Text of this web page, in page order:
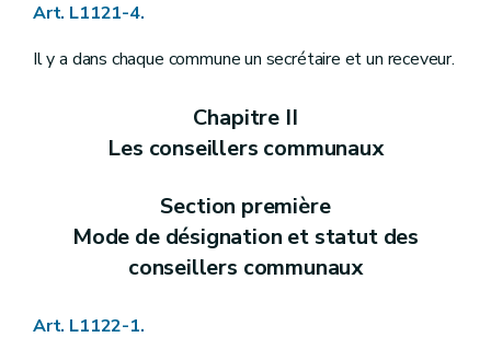
Art. L1142-10
Art. L1142-12
Titre premier Le personnel communal
Chapitre premier Dispositions générales
Art. L1211-1
Art. L1212-1
Art. L1212-2
Art. L1212-3
Chapitre III Nomination
Art. L1214-1
Art. L1121-4.
Il y a dans chaque commune un secrétaire et un receveur.
Chapitre II
Les conseillers communaux
Section première
Mode de désignation et statut des
conseillers communaux
Art. L1122-1.